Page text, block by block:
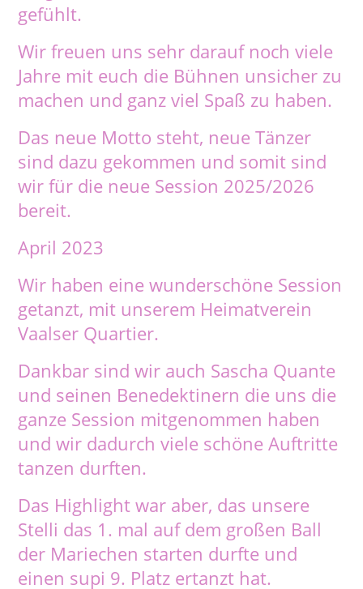
gefühlt.
Wir freuen uns sehr darauf noch viele
Jahre mit euch die Bühnen unsicher zu
machen und ganz viel Spaß zu haben.
Das neue Motto steht, neue Tänzer
sind dazu gekommen und somit sind
wir für die neue Session 2025/2026
bereit.
April 2023
Wir haben eine wunderschöne Session
getanzt, mit unserem Heimatverein
Vaalser Quartier.
Dankbar sind wir auch Sascha Quante
und seinen Benedektinern die uns die
ganze Session mitgenommen haben
und wir dadurch viele schöne Auftritte
tanzen durften.
Das Highlight war aber, das unsere
Stelli das 1. mal auf dem großen Ball
der Mariechen starten durfte und
einen supi 9. Platz ertanzt hat.